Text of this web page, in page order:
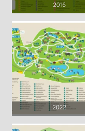
2016
2022